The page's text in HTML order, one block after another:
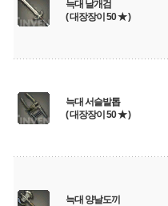
늑대 날개검
( 대장장이 50 ★ )
늑대 서슬발톱
( 대장장이 50 ★ )
늑대 양날도끼